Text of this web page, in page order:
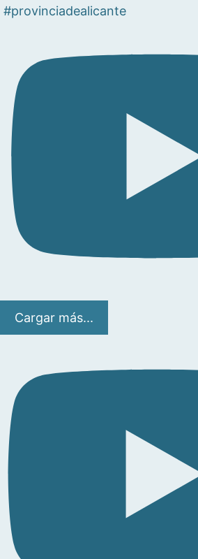
#provinciadealicante
Cargar más...